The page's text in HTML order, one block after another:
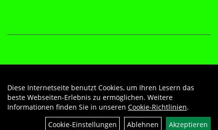
Diese Internetseite benutzt Cookies, um Ihren Lesern das
beste Webseiten-Erlebnis zu ermöglichen. Weitere
Informationen finden Sie in unseren Cookie-Richtlinien.
Cookie-Einstellungen
Ablehnen Akzeptieren
Auftrag widerrufen